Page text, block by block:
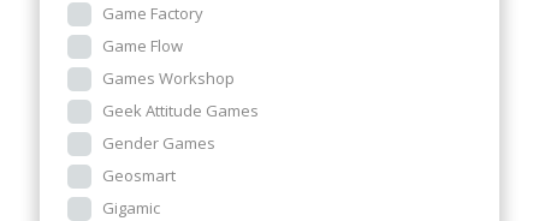
Game Factory
Game Flow
Games Workshop
Geek Attitude Games
Gender Games
Geosmart
Gigamic